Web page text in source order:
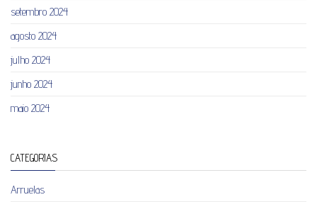
setembro 2024
agosto 2024
julho 2024
junho 2024
maio 2024
CATEGORIAS
Arruelas